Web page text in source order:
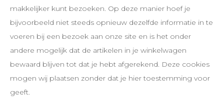
makkelijker kunt bezoeken. Op deze manier hoef je
bijvoorbeeld niet steeds opnieuw dezelfde informatie in te
voeren bij een bezoek aan onze site en is het onder
andere mogelijk dat de artikelen in je winkelwagen
bewaard blijven tot dat je hebt afgerekend. Deze cookies
mogen wij plaatsen zonder dat je hier toestemming voor
geeft.